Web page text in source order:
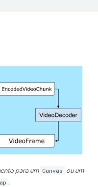
para um Canvas ou um
.